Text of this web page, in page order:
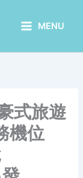
MENU
式旅遊
機位